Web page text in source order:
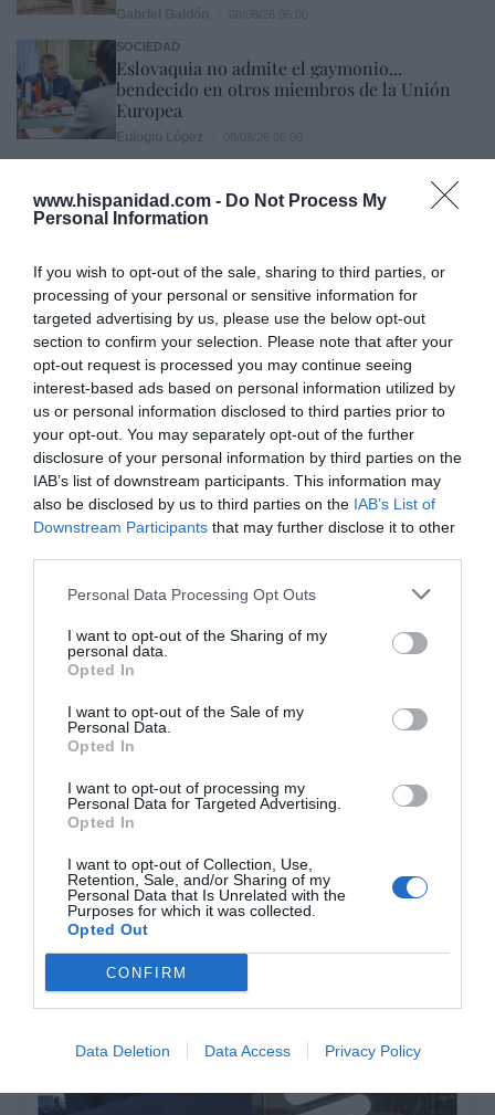
www.hispanidad.com - Do Not Process My
Personal Information
If you wish to opt-out of the sale, sharing to third parties, or
processing of your personal or sensitive information for
targeted advertising by us, please use the below opt-out
section to confirm your selection. Please note that after your
opt-out request is processed you may continue seeing
interest-based ads based on personal information utilized by
us or personal information disclosed to third parties prior to
your opt-out. You may separately opt-out of the further
disclosure of your personal information by third parties on the
IAB’s list of downstream participants. This information may
also be disclosed by us to third parties on the IAB’s List of
Downstream Participants that may further disclose it to other
Personal Data Processing Opt Outs
I want to opt-out of the Sharing of my
personal data.
Opted In
I want to opt-out of the Sale of my
Personal Data.
Opted In
I want to opt-out of processing my
Personal Data for Targeted Advertising.
Opted In
I want to opt-out of Collection, Use,
Retention, Sale, and/or Sharing of my
Personal Data that Is Unrelated with the
Purposes for which it was collected.
Opted Out
CONFIRM
Data Deletion Data Access Privacy Policy
SOCIEDAD
Eslovaquia no admite el gaymonio...
bendecido en otros miembros de la Unión
Europea
Seamos más responsables: no siempre el
banco tiene la culpa
INTERNACIONAL
La bomba de Hiroshima no perseguía a
Occidente, la de Nagasaki sí: era la ciudad
católica del Japón
Eulogio López 08/08/26 06:00
Marcelo Gullo: “El trabajo de desmitificar la
historia, de poner la verdadera, de
desmontar la falsificación, es un trabajo
cristiano"
por Hispanidad
Artículos anteriores
DIARIO DE LA CORRUPCIÓN SANCHISTA
Diario de la corrupción sanchista. Hazte
“Pedro Sánchez es un criminal”
por Redacción
Artículos anteriores
Opinión
Enormes minucias
por Eulogio López